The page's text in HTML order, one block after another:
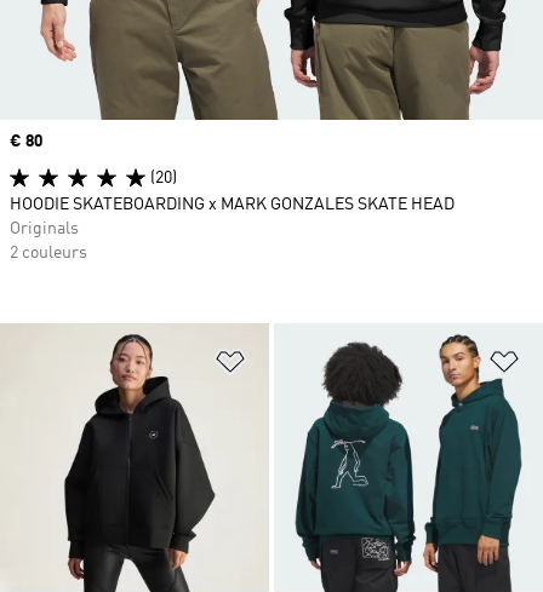
Ajouter à la Liste de produits
Prix
€ 80
(20)
HOODIE SKATEBOARDING x MARK GONZALES SKATE HEAD
Originals
2 couleurs